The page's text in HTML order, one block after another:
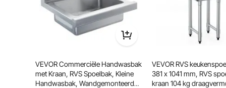
VEVOR Commerciële Handwasbak
met Kraan, RVS Spoelbak, Kleine
Handwasbak, Wandgemonteerde
VEVOR RVS
381 x 1041 mm, RVS
kraan 104 kg